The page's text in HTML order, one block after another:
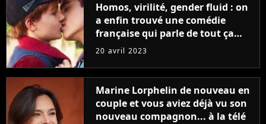
Homos, virilité, gender fluid : on
a enfin trouvé une comédie
française qui parle de tout ça
sans être super ringarde
20 avril 2023
Marine Lorphelin de nouveau en
couple et vous aviez déjà vu son
nouveau compagnon... à la télé